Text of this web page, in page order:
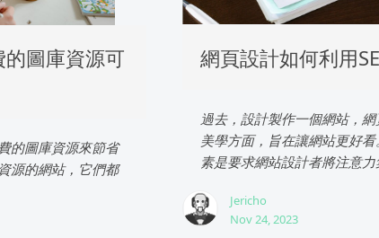
圖庫資源可
的圖庫資源來節省
源的網站，它們都
網頁設計如何利用
過去，設計製作一個網站，
美學方面，旨在讓網站更好
素是要求網站設計者將注意力
Jericho
Nov 24, 2023